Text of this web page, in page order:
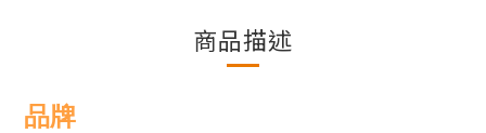
商品描述
品牌